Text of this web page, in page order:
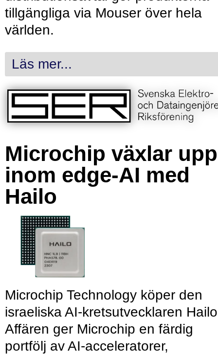
tillgängliga via Mouser över hela
världen.
Läs mer...
Microchip växlar upp
inom edge-AI med
Hailo
Microchip Technology köper den
israeliska AI-kretsutvecklaren
Affären ger Microchip en färdig
portfölj av AI-acceleratorer,